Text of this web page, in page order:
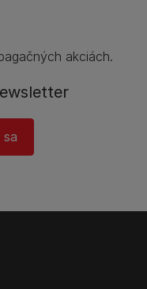
akciách.